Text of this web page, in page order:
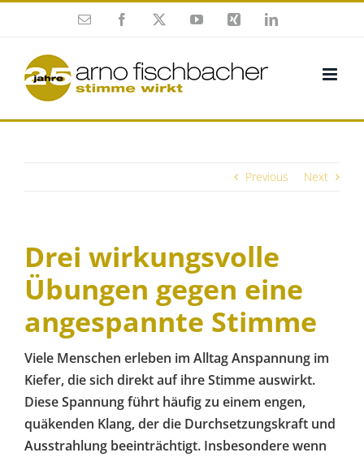
Esmalte
Facebook
YouTubeXing Twitter
Previous Next
Drei wirkungsvolle
Übungen gegen eine
angespannte Stimme
Viele Menschen erleben im Alltag Anspannung im
Kiefer, die sich direkt auf ihre Stimme auswirkt.
Diese Spannung führt häufig zu einem engen,
quäkenden Klang, der die Durchsetzungskraft und
Ausstrahlung beeinträchtigt. Insbesondere wenn